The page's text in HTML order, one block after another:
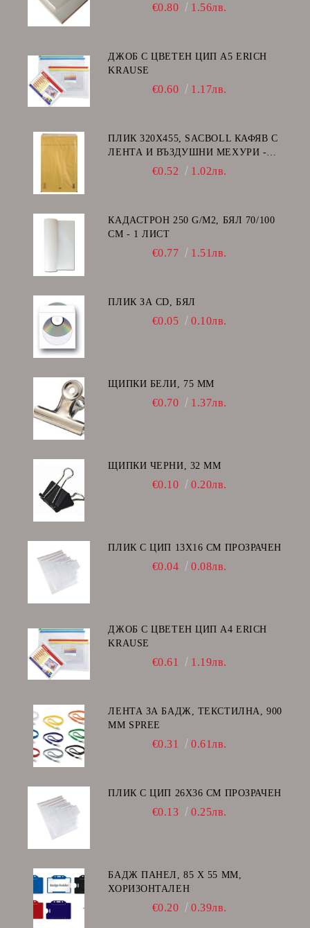
€0.80 1.56лв.
ДЖОБ С ЦВЕТЕН ЦИП A5 ERICH
KRAUSE
€0.60 1.17лв.
ПЛИК 320Х455, SACBOLL КАФЯВ С
ЛЕНТА И ВЪЗДУШНИ МЕХУРИ -
€0.52 1.02лв.
КАДАСТРОН 250 G/M2, БЯЛ 70/100
СМ - 1 ЛИСТ
€0.77 1.51лв.
ПЛИК ЗА CD, БЯЛ
€0.05 0.10лв.
ЩИПКИ БЕЛИ, 75 ММ
€0.70 1.37лв.
ЩИПКИ ЧЕРНИ, 32 ММ
€0.10 0.20лв.
ПЛИК С ЦИП 13X16 CM ПРОЗРАЧЕН
€0.04 0.08лв.
ДЖОБ С ЦВЕТЕН ЦИП А4 ERICH
KRAUSE
€0.61 1.19лв.
ЛЕНТА ЗА БАДЖ, ТЕКСТИЛНА, 900
ММ SPREE
€0.31 0.61лв.
ПЛИК С ЦИП 26X36 CM ПРОЗРАЧЕН
€0.13 0.25лв.
БАДЖ ПАНЕЛ, 85 Х 55 ММ,
ХОРИЗОНТАЛЕН
€0.20 0.39лв.